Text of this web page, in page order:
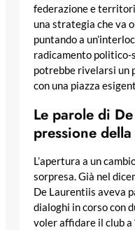
federazione e
una strategia che va
puntando a
radicamento politico-
potrebbe rivelarsi un
con una piazza
Le parole di
pressione
L’apertura a un
sorpresa. Già nel
De Laurentiis aveva
dialoghi in corso con
voler affidare il club a